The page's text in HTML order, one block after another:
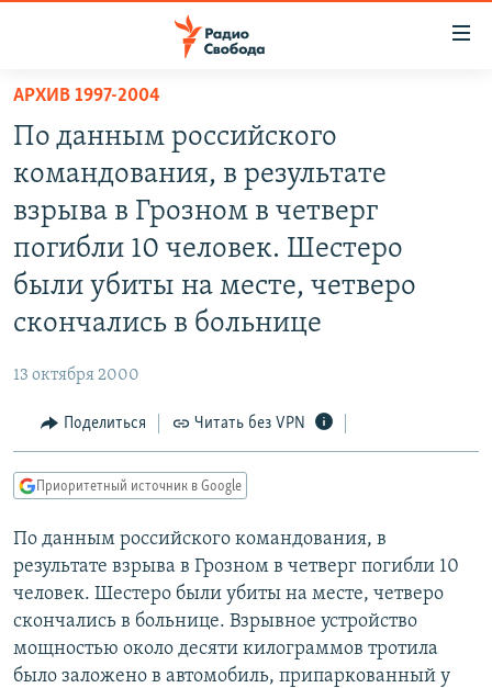
упрощенного
доступа
основному
содержанию
Вернутся
главной
Вернутся
поиску
ПОДКАСТЫ
АВТОРСКИЕ ПРОЕКТЫ
ЦИТАТЫ СВОБОДЫ
МНЕНИЯ
КУЛЬТУРА
СЕВЕР.РЕАЛИИ
СИБИРЬ.РЕАЛИИ
ПОДПИШИТЕСЬ НА РАССЫЛКУ
СОЦИАЛЬНЫЕ СЕТИ
АРХИВ 1997-2004
По данным российского
командования, в результате
взрыва в Грозном в четверг
погибли 10 человек. Шестеро
были убиты на месте, четверо
скончались в больнице
13 октября 2000
Поделиться Читать без VPN
Приоритетный источник в Google
По данным российского командования, в
результате взрыва в Грозном в четверг погибли 10
человек. Шестеро были убиты на месте, четверо
скончались в больнице. Взрывное устройство
мощностью около десяти килограммов тротила
было заложено в автомобиль, припаркованный у